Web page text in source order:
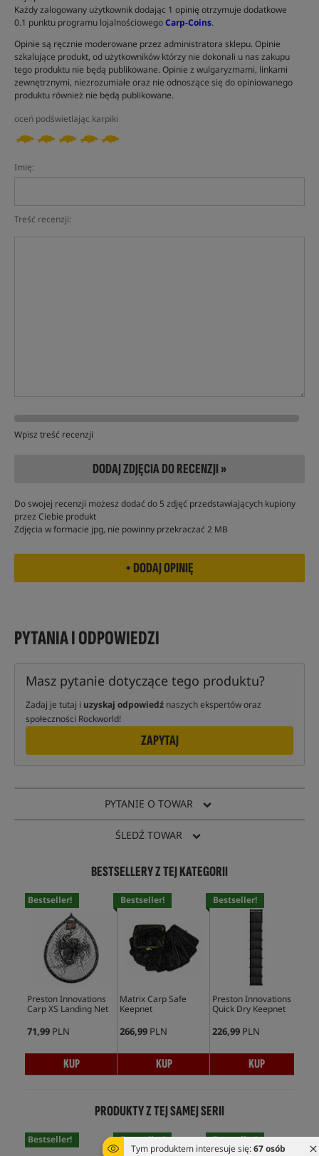
Tym produktem interesuje się:67 osób
Każdy zalogowany użytkownik dodając 1 opinię otrzymuje dodatkowe
0.1 punktu programu lojalnościowegoCarp-Coins.
Opinie są ręcznie moderowane przez administratora sklepu. Opinie
szkalujące produkt, od użytkowników którzy nie dokonali u nas zakupu
tego produktu nie będą publikowane. Opinie z wulgaryzmami, linkami
zewnętrznymi, niezrozumiałe oraz nie odnoszące się do opiniowanego
produktu również nie będą publikowane.
oceń podświetlając karpiki
Imię:
Treść recenzji:
Wpisz treść recenzji
DODAJ ZDJĘCIA DO RECENZJI »
Do swojej recenzji możesz dodać do 5 zdjęć przedstawiających kupiony
przez Ciebie produkt
Zdjęcia w formacie jpg, nie powinny przekraczać 2 MB
PYTANIA I ODPOWIEDZI
Masz pytanie dotyczące tego produktu?
Zadaj je tutaj i uzyskaj odpowiedź naszych ekspertów oraz
społeczności Rockworld!
ZAPYTAJ
PYTANIE O TOWAR
ŚLEDŹ TOWAR
BESTSELLERY Z TEJ KATEGORII
Bestseller!
Preston Innovations
Carp XS Landing Net
71,99 PLN
KUP
Bestseller!
Matrix Carp Safe
Keepnet
266,99 PLN
KUP
Bestseller!
Preston Innovations
Quick Dry Keepnet
226,99 PLN
KUP
PRODUKTY Z TEJ SAMEJ SERII
Bestseller! Bestseller! Bestseller!